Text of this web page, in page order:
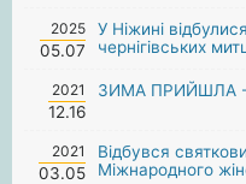
2025
05.07
У Ніжині
чернігівських
2021
12.16
ЗИМА ПРИЙШЛА
2021
03.05
Відбувся
Міжнародного